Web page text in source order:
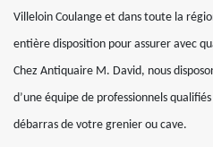
Villeloin Coulange et dans toute la
entière disposition pour assurer avec
Chez Antiquaire M. David, nous
d’une équipe de professionnels
débarras de votre grenier ou cave.